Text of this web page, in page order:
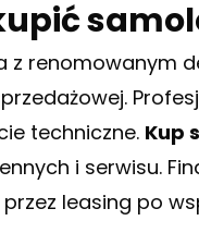
z renomowanym
techniczne. Kup
i serwisu.
leasing po